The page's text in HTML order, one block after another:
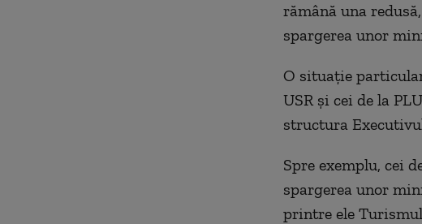
rămână una
spargerea unor
O situație
USR și cei de la
structura
Spre exemplu, cei
spargerea unor
printre ele